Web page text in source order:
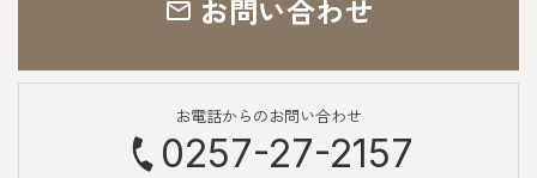
お問い合わせ
お電話からのお問い合わせ
0257-27-2157